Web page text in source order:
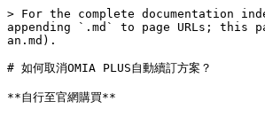
> For the complete documentation
appending `.md` to page URLs; this
an.md).
# 如何取消OMIA PLUS自動續訂方案？
**自行至官網購買**